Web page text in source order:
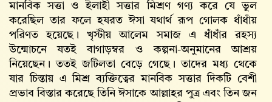
মানবিক সত্তা ও ইলাহী সত্তার মিশ্রণ গণ্য করে যে ভুল
করেছিল তার ফলে হযরত ঈসা যথার্থ রূপ গোলক ধাঁধাঁয়
পরিণত হয়েছে। খৃস্টীয় আলেম সমাজ এ ধাঁধাঁর রহস্য
উন্মোচনে যতই বাগাড়ম্বর ও কল্পনা-অনুমানের আশ্রয়
নিয়েছেন। ততই জটিলতা বেড়ে গেছে। তাদের মধ্য থেকে
যার চিন্তায় এ মিশ্র ব্যক্তিত্বের মানবিক সত্তার দিকটি বেশী
প্রভাব বিস্তার করেছে তিনি ঈসাকে আল্লাহর পুত্র এবং তিন জন